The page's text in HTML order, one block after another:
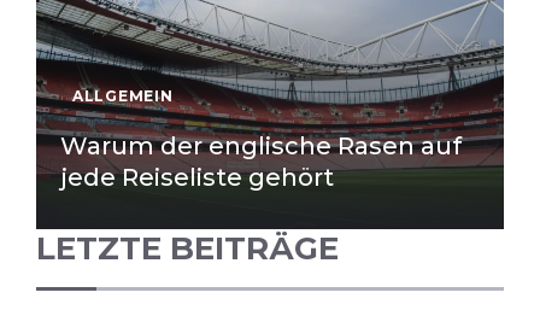
ALLGEMEIN
Warum der englische Rasen auf
jede Reiseliste gehört
LETZTE BEITRÄGE